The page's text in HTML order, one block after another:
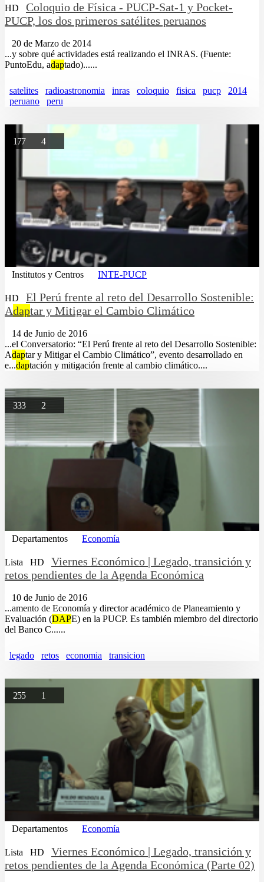
HD
Coloquio de Física - PUCP-Sat-1 y Pocket-
PUCP, los dos primeros satélites peruanos
20 de Marzo de 2014
...y sobre qué actividades está realizando el INRAS. (Fuente:
PuntoEdu, adaptado)......
satelites radioastronomia inras coloquio fisica pucp
2014
peruano
peru
177 4
Institutos y Centros INTE-PUCP
HD
El Perú frente al reto del Desarrollo Sostenible:
Adaptar y Mitigar el Cambio Climático
14 de Junio de 2016
...el Conversatorio: “El Perú frente al reto del Desarrollo Sostenible:
Adaptar y Mitigar el Cambio Climático”, evento desarrollado en
e...daptación y mitigación frente al cambio climático....
333 2
Departamentos Economía
Lista HD
Viernes Económico | Legado, transición y
retos pendientes de la Agenda Económica
10 de Junio de 2016
...amento de Economía y director académico de Planeamiento y
Evaluación (DAPE) en la PUCP. Es también miembro del directorio
del Banco C......
legado retos economia transicion
255 1
Departamentos Economía
Lista HD
Viernes Económico | Legado, transición y
retos pendientes de la Agenda Económica (Parte 02)